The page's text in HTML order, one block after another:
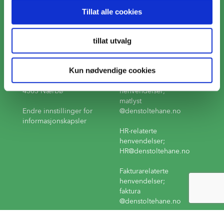
Tillat alle cookies
tillat utvalg
Kun nødvendige cookies
Kontakt
Telefon
51 79 85 80
Næringsvegen 23,
4365 Nærbø
Endre innstillinger for
informasjonskapsler
E-post
Produktrelaterte
henvendelser;
matlyst
@denstoltehane.no
HR-relaterte
henvendelser;
HR@denstoltehane.no
Fakturarelaterte
henvendelser;
faktura
@denstoltehane.no